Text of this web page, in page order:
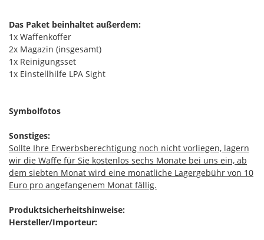
Das Paket beinhaltet außerdem:
1x Waffenkoffer
2x Magazin (insgesamt)
1x Reinigungsset
1x Einstellhilfe LPA Sight
Symbolfotos
Sonstiges:
Sollte Ihre Erwerbsberechtigung noch nicht vorliegen, lagern
wir die Waffe für Sie kostenlos sechs Monate bei uns ein, ab
dem siebten Monat wird eine monatliche Lagergebühr von 10
Euro pro angefangenem Monat fällig.
Produktsicherheitshinweise:
Hersteller/Importeur: